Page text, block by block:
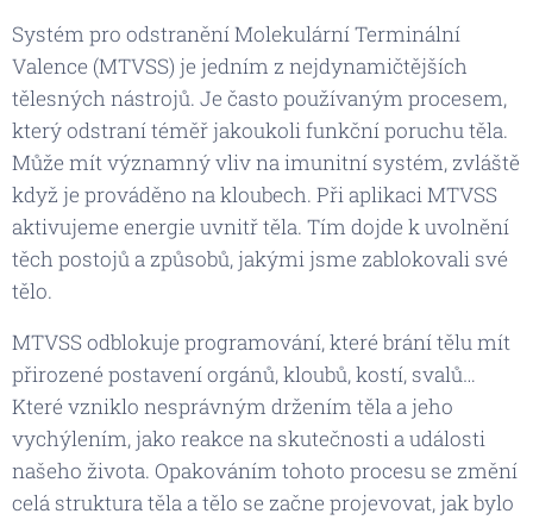
Systém pro odstranění Molekulární Terminální
Valence (MTVSS) je jedním z nejdynamičtějších
tělesných nástrojů. Je často používaným procesem,
který odstraní téměř jakoukoli funkční poruchu těla.
Může mít významný vliv na imunitní systém, zvláště
když je prováděno na kloubech. Při aplikaci MTVSS
aktivujeme energie uvnitř těla. Tím dojde k uvolnění
těch postojů a způsobů, jakými jsme zablokovali své
tělo.
MTVSS odblokuje programování, které brání tělu mít
přirozené postavení orgánů, kloubů, kostí, svalů…
Které vzniklo nesprávným držením těla a jeho
vychýlením, jako reakce na skutečnosti a události
našeho života. Opakováním tohoto procesu se změní
celá struktura těla a tělo se začne projevovat, jak bylo